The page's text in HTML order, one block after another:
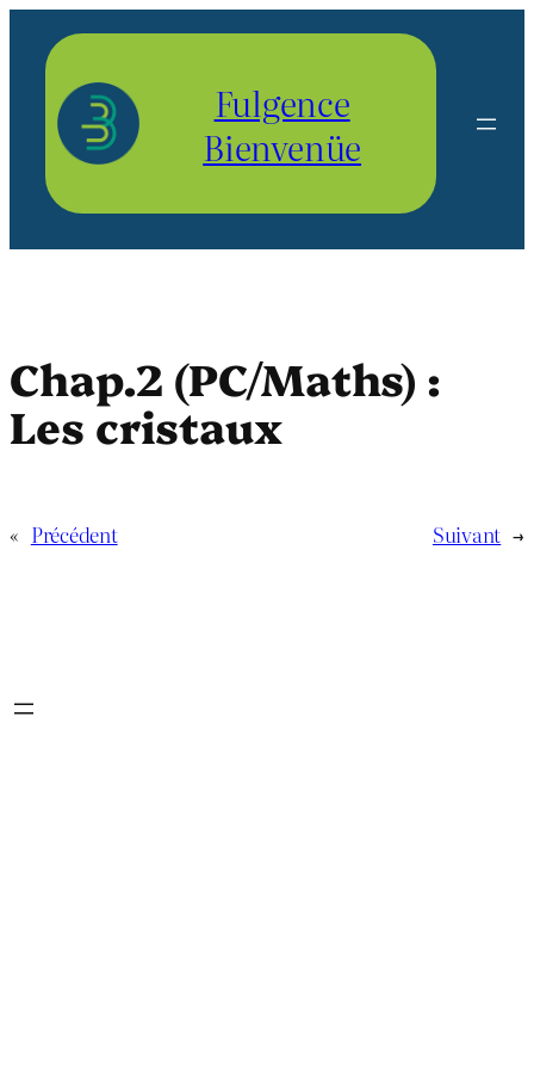
contenu
Fulgence
Bienvenüe
Chap.2 (PC/Maths) :
Les cristaux
« Précédent Suivant →